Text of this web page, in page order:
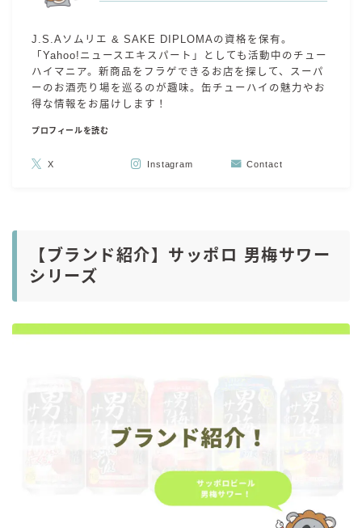
J.S.Aソムリエ & SAKE DIPLOMAの資格を保有。
「Yahoo!ニュースエキスパート」としても活動中のチュー
ハイマニア。新商品をフラゲできるお店を探して、スーパ
ーのお酒売り場を巡るのが趣味。缶チューハイの魅力やお
得な情報をお届けします！
プロフィールを読む
X Instagram Contact
【ブランド紹介】サッポロ 男梅サワー
シリーズ